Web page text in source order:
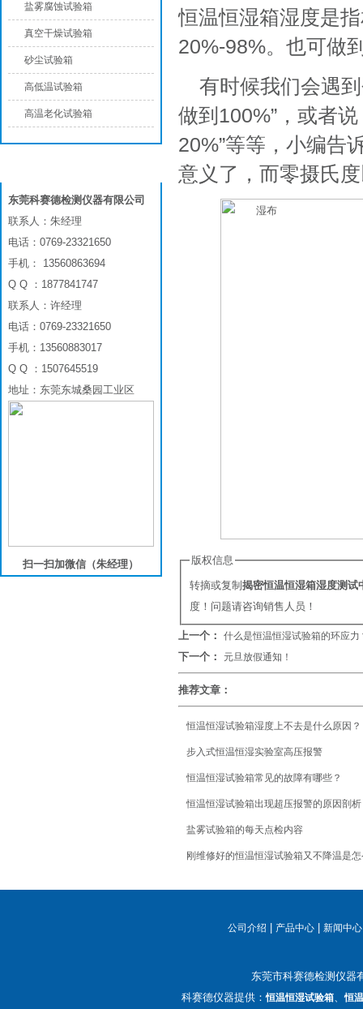
恒温恒湿箱湿度是
20%-98%。也可做
有时候我们会遇
做到100%”，或者
20%”等等，小编告
意义了，而零摄氏
版权信息
转摘或复制揭密恒温恒湿箱湿度测试
度！问题请咨询销售人员！
上一个： 什么是恒温恒湿试验箱的环应力
下一个： 元旦放假通知！
推荐文章：
恒温恒湿试验箱湿度上不去是什么原因？
步入式恒温恒湿实验室高压报警
恒温恒湿试验箱常见的故障有哪些？
恒温恒湿试验箱出现超压报警的原因剖析
盐雾试验箱的每天点检内容
刚维修好的恒温恒湿试验箱又不降温是
盐雾腐蚀试验箱
真空干燥试验箱
砂尘试验箱
高低温试验箱
高温老化试验箱
东莞科赛德检测仪器有限公司
联系人：朱经理
电话：0769-23321650
手机： 13560863694
Q Q ：1877841747
联系人：许经理
电话：0769-23321650
手机：13560883017
Q Q ：1507645519
地址：东莞东城桑园工业区
扫一扫加微信（朱经理）
公司介绍 | 产品中心 |新闻中心
东莞市科赛德检测仪
科赛德仪器提供：恒温恒湿试验箱 、恒